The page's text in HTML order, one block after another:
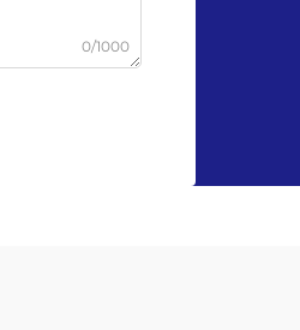
0/1000